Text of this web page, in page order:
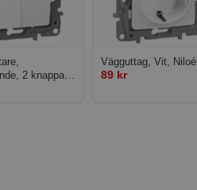
2 knappar,
Vägguttag, Vit, Niloé
89 kr